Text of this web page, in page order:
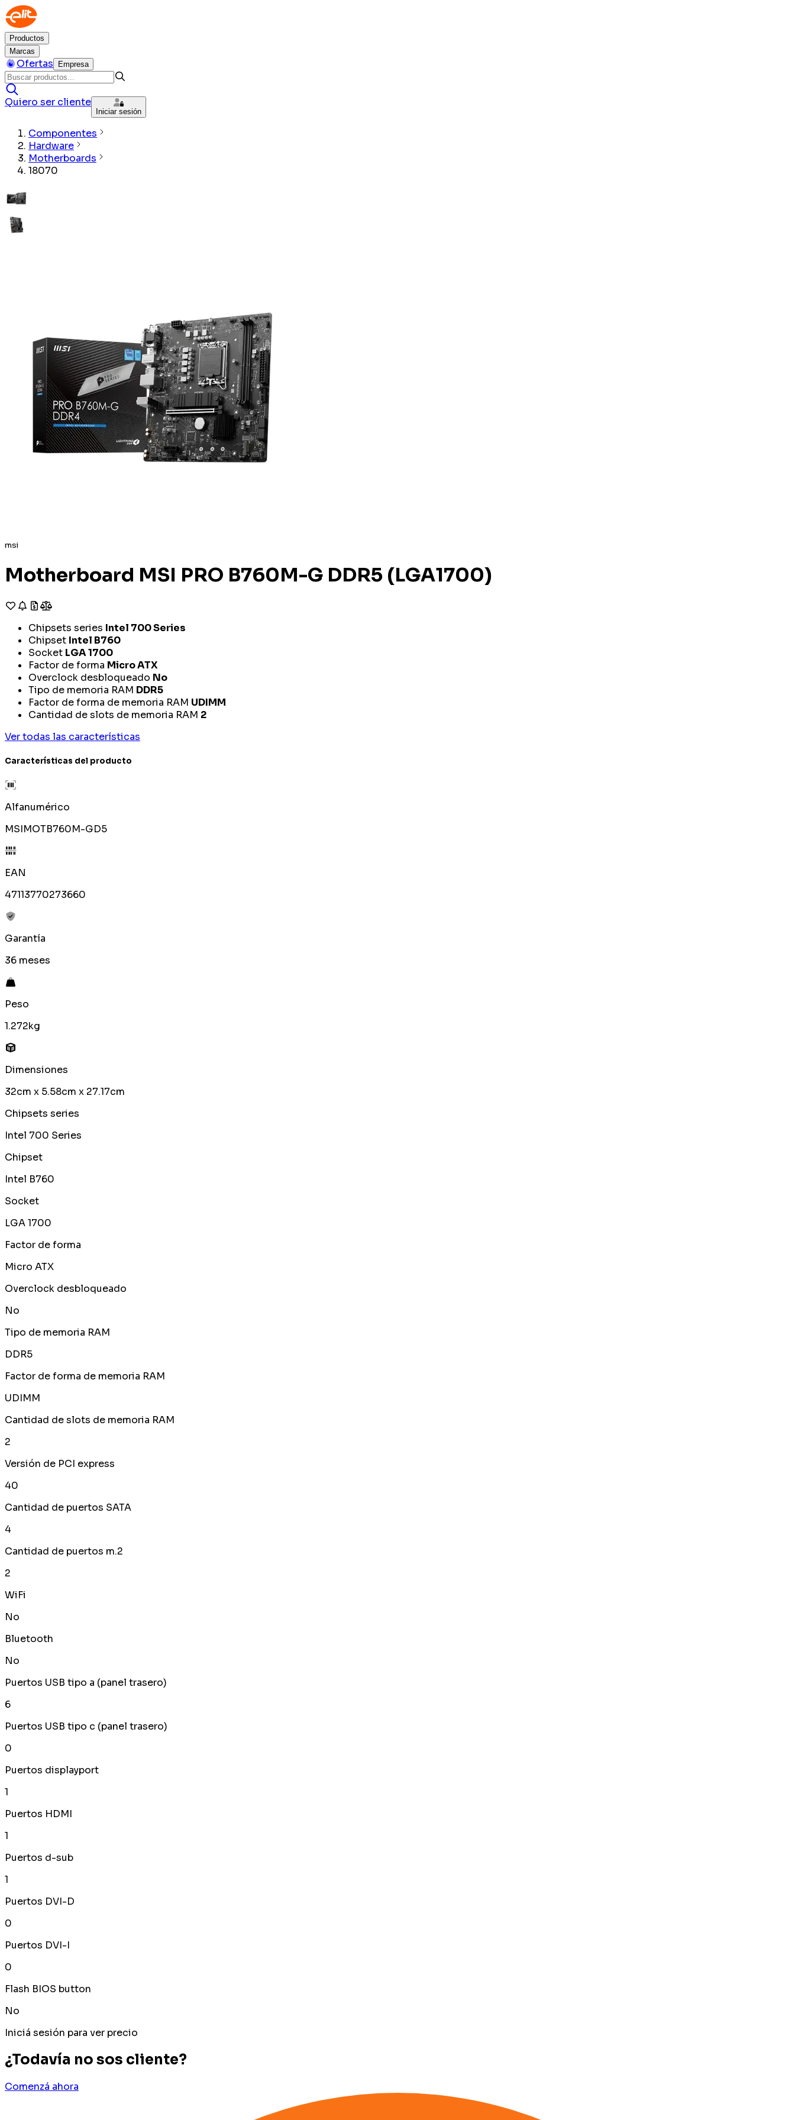
Productos
Marcas
Ofertas Empresa
Quiero ser cliente
Iniciar sesión
Componentes
Hardware
Motherboards
18070
msi
Motherboard MSI PRO B760M-G DDR5 (LGA1700)
Chipsets series Intel 700 Series
Chipset Intel B760
Socket LGA 1700
Factor de forma Micro ATX
Overclock desbloqueado No
Tipo de memoria RAM DDR5
Factor de forma de memoria RAM UDIMM
Cantidad de slots de memoria RAM 2
Ver todas las características
Características del producto
Alfanumérico
MSIMOTB760M-GD5
EAN
47113770273660
Garantía
36 meses
Peso
1.272kg
Dimensiones
32cm x 5.58cm x 27.17cm
Chipsets series
Intel 700 Series
Chipset
Intel B760
Socket
LGA 1700
Factor de forma
Micro ATX
Overclock desbloqueado
No
Tipo de memoria RAM
DDR5
Factor de forma de memoria RAM
UDIMM
Cantidad de slots de memoria RAM
2
Versión de PCI express
40
Cantidad de puertos SATA
4
Cantidad de puertos m.2
2
WiFi
No
Bluetooth
No
Puertos USB tipo a (panel trasero)
6
Puertos USB tipo c (panel trasero)
0
Puertos displayport
1
Puertos HDMI
1
Puertos d-sub
1
Puertos DVI-D
0
Puertos DVI-I
0
Flash BIOS button
No
Iniciá sesión para ver precio
¿Todavía no sos cliente?
Comenzá ahora